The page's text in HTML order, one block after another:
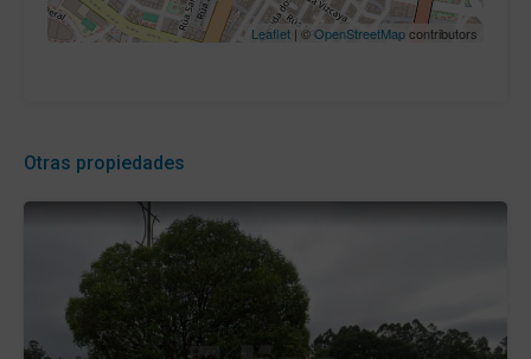
Leaflet | ©OpenStreetMapcontributors
Otras propiedades